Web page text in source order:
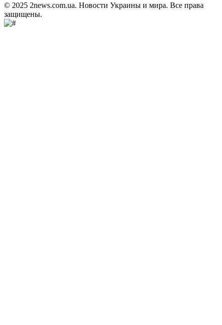
© 2025 2news.com.ua. Новости Украины и мира. Все права
защищены.